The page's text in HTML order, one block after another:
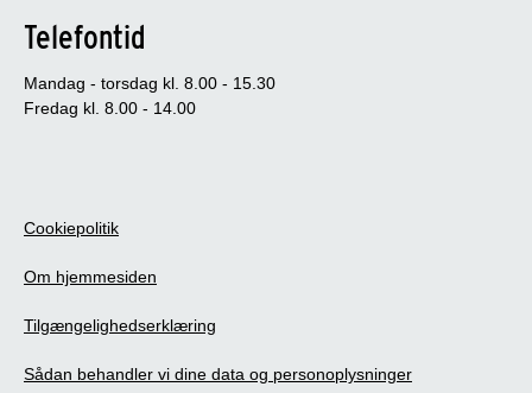
Telefontid
Mandag - torsdag kl. 8.00 - 15.30
Fredag kl. 8.00 - 14.00
Cookiepolitik
Om hjemmesiden
Tilgængelighedserklæring
Sådan behandler vi dine data og personoplysninger